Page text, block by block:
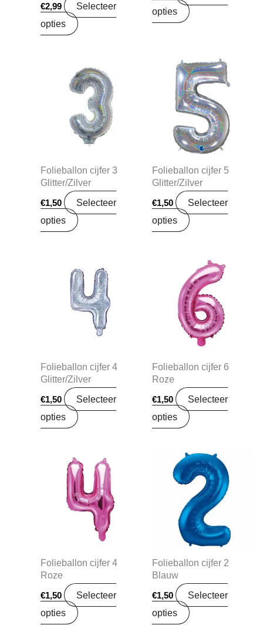
€2,99
Selecteer
opties
opties
Folieballon cijfer 3
Glitter/Zilver
€1,50
Selecteer
opties
Folieballon cijfer 5
Glitter/Zilver
€1,50
Selecteer
opties
Folieballon cijfer 4
Glitter/Zilver
€1,50
Selecteer
opties
Folieballon cijfer 6
Roze
€1,50
Selecteer
opties
Folieballon cijfer 4
Roze
€1,50
Selecteer
opties
Folieballon cijfer 2
Blauw
€1,50
Selecteer
opties